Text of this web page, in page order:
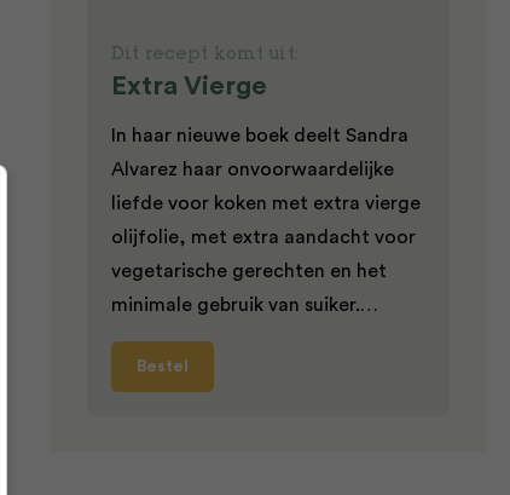
Dit recept komt uit:
Extra Vierge
In haar nieuwe boek deelt Sandra
Alvarez haar onvoorwaardelijke
liefde voor koken met extra vierge
olijfolie, met extra aandacht voor
vegetarische gerechten en het
minimale gebruik van suiker.…
Bestel